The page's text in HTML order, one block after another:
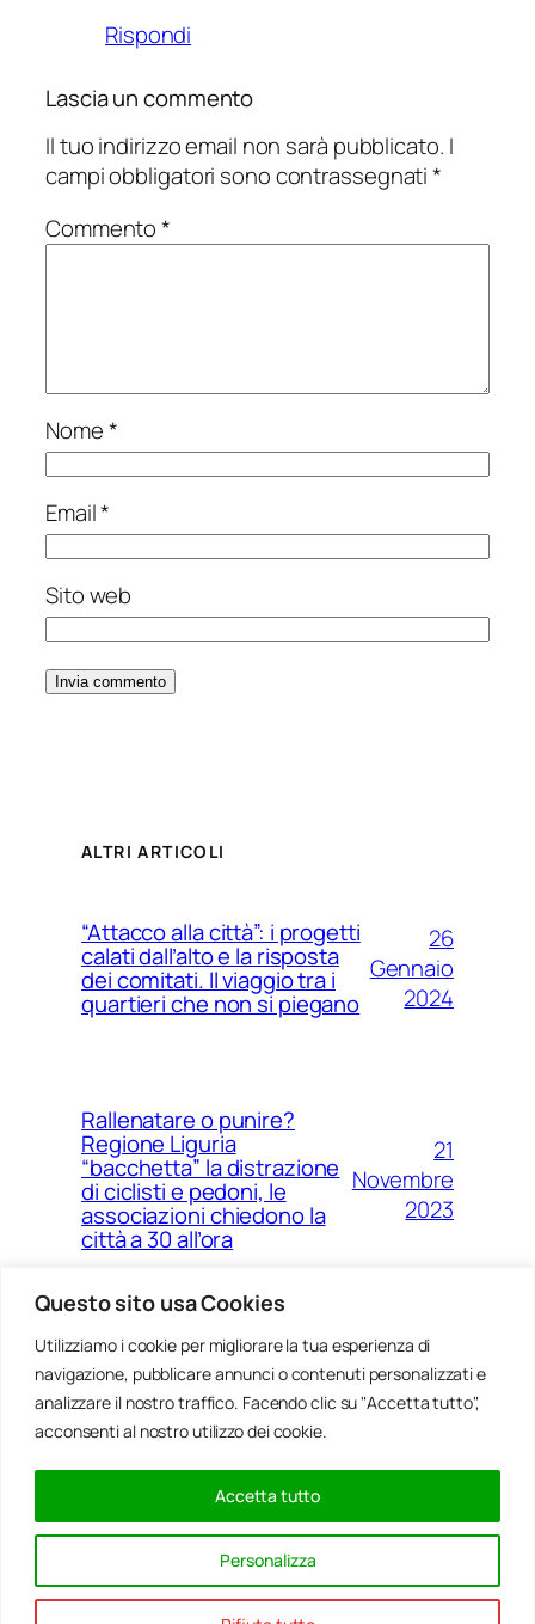
Questo sito usa Cookies
Utilizziamo i cookie per migliorare la tua esperienza di
navigazione, pubblicare annunci o contenuti personalizzati e
analizzare il nostro traffico. Facendo clic su "Accetta tutto",
acconsenti al nostro utilizzo dei cookie.
Personalizza
Accetta tutto
Rispondi
Lascia un commento
Il tuo indirizzo email non sarà pubblicato. I
campi obbligatori sono contrassegnati*
Commento*
Nome*
Email*
Sito web
ALTRI ARTICOLI
“Attacco alla città”: i progetti
calati dall’alto e la risposta
dei comitati. Il viaggio tra i
quartieri che non si piegano
26
Gennaio
2024
Rallenatare o punire?
Regione Liguria
“bacchetta” la distrazione
di ciclisti e pedoni, le
associazioni chiedono la
città a 30 all’ora
21
Novembre
2023
Ponte Morandi e quell’anno
zero che non è mai arrivato a
Genova
Agosto
2023
Rinnovabili, al passo della
Bocchetta un parco eolico
con 5 pale da 150 metri
Gennaio